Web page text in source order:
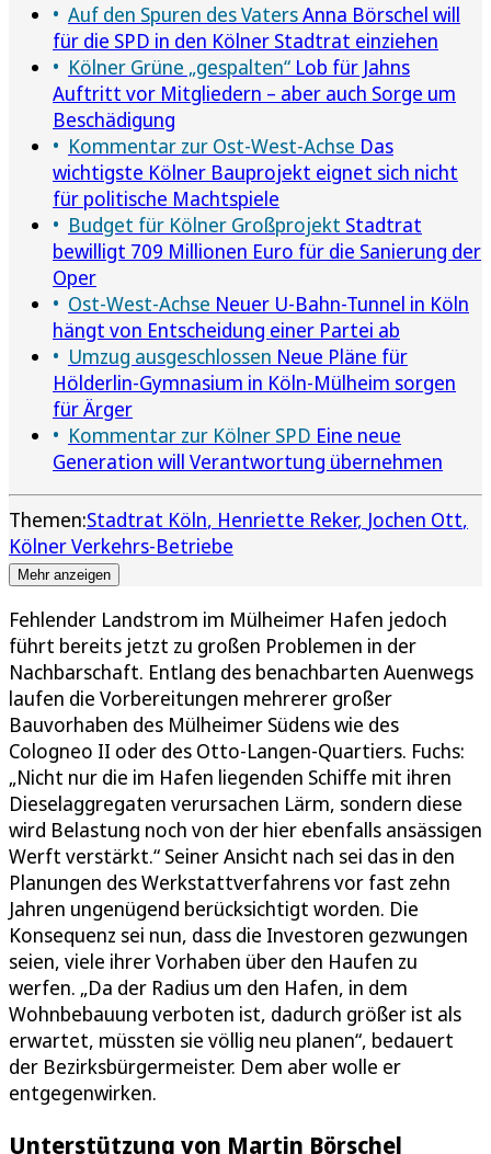
Auf den Spuren des VatersAnna Börschel will
für die SPD in den Kölner Stadtrat einziehen
Kölner Grüne „gespalten“ Lob für Jahns
Auftritt vor Mitgliedern – aber auch Sorge um
Beschädigung
Kommentar zur Ost-West-Achse Das
wichtigste Kölner Bauprojekt eignet sich nicht
für politische Machtspiele
Budget für Kölner Großprojekt Stadtrat
bewilligt 709 Millionen Euro für die Sanierung der
Oper
Ost-West-Achse Neuer U-Bahn-Tunnel in Köln
hängt von Entscheidung einer Partei ab
Umzug ausgeschlossen Neue Pläne für
Hölderlin-Gymnasium in Köln-Mülheim sorgen
für Ärger
Kommentar zur Kölner SPD Eine neue
Generation will Verantwortung übernehmen
Themen:Stadtrat Köln Henriette Reker Jochen Ott
Kölner Verkehrs-Betriebe
Mehr anzeigen
Fehlender Landstrom im Mülheimer Hafen jedoch
führt bereits jetzt zu großen Problemen in der
Nachbarschaft. Entlang des benachbarten Auenwegs
laufen die Vorbereitungen mehrerer großer
Bauvorhaben des Mülheimer Südens wie des
Cologneo II oder des Otto-Langen-Quartiers. Fuchs:
„Nicht nur die im Hafen liegenden Schiffe mit ihren
Dieselaggregaten verursachen Lärm, sondern diese
wird Belastung noch von der hier ebenfalls ansässigen
Werft verstärkt.“ Seiner Ansicht nach sei das in den
Planungen des Werkstattverfahrens vor fast zehn
Jahren ungenügend berücksichtigt worden. Die
Konsequenz sei nun, dass die Investoren gezwungen
seien, viele ihrer Vorhaben über den Haufen zu
werfen. „Da der Radius um den Hafen, in dem
Wohnbebauung verboten ist, dadurch größer ist als
erwartet, müssten sie völlig neu planen“, bedauert
der Bezirksbürgermeister. Dem aber wolle er
entgegenwirken.
Unterstützung von Martin Börschel